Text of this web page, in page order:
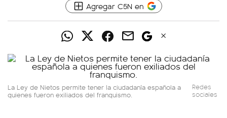
Agregar C5N en
La Ley de Nietos permite tener la ciudadanía española a
quienes fueron exiliados del franquismo.
Redes
sociales